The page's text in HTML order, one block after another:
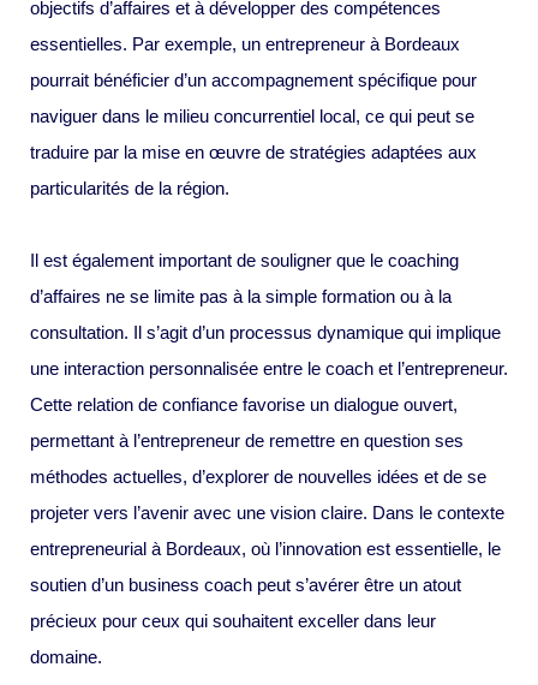
objectifs d’affaires et à développer des compétences
essentielles. Par exemple, un entrepreneur à Bordeaux
pourrait bénéficier d’un accompagnement spécifique pour
naviguer dans le milieu concurrentiel local, ce qui peut se
traduire par la mise en œuvre de stratégies adaptées aux
particularités de la région.
Il est également important de souligner que le coaching
d’affaires ne se limite pas à la simple formation ou à la
consultation. Il s’agit d’un processus dynamique qui implique
une interaction personnalisée entre le coach et l’entrepreneur.
Cette relation de confiance favorise un dialogue ouvert,
permettant à l’entrepreneur de remettre en question ses
méthodes actuelles, d’explorer de nouvelles idées et de se
projeter vers l’avenir avec une vision claire. Dans le contexte
entrepreneurial à Bordeaux, où l’innovation est essentielle, le
soutien d’un business coach peut s’avérer être un atout
précieux pour ceux qui souhaitent exceller dans leur
domaine.